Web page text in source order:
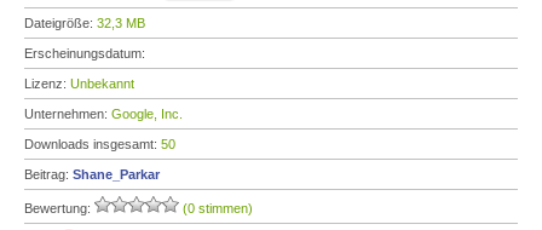
Dateigröße: 32,3 MB
Erscheinungsdatum:
Lizenz: Unbekannt
Unternehmen: Google, Inc.
Downloads insgesamt: 50
Beitrag: Shane_Parkar
Bewertung: (0 stimmen)